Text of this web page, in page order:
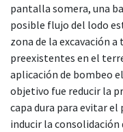
pantalla somera, una
posible flujo del lodo
zona de la excavación
preexistentes en el
aplicación de bombeo
objetivo fue reducir la
capa dura para evitar
inducir la